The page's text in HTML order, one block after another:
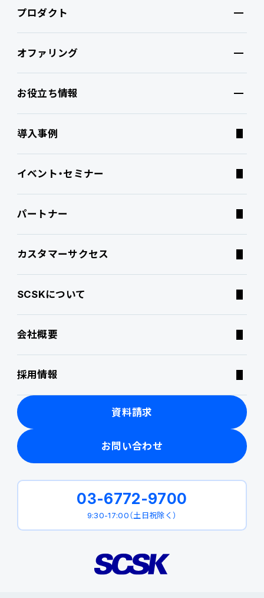
資料請求
お問い合わせ
03-6772-9700
9:30-17:00（土日祝除く）
PROACTIVEとは
特長・選ばれる理由
ブランドコア
PROACTIVE AI
ATWILL Platform
プロダクト
プロダクト
機能
Fit to Standard
Best Practice
連携ソリューション
サポートサービス
オファリング
オファリング
業務特化型オファリング
業界特化型オファリング
経営課題別オファリング
お役立ち情報
お役立ち情報
資料ダウンロード
よくあるご質問
コラム
特集記事
ニュース・トピックス
製品関連動画
導入事例
イベント・セミナー
パートナー
カスタマーサクセス
SCSKについて
会社概要
採用情報